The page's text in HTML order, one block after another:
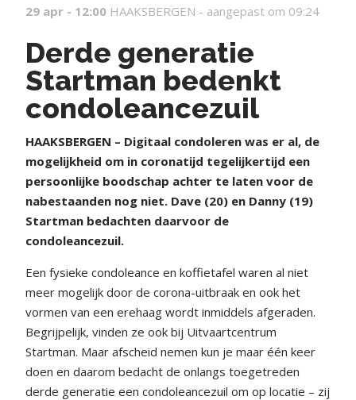
29 apr - 12:00 HAAKSBERGEN - aangepast om 09:24
Derde generatie
Startman bedenkt
condoleancezuil
HAAKSBERGEN – Digitaal condoleren was er al, de
mogelijkheid om in coronatijd tegelijkertijd een
persoonlijke boodschap achter te laten voor de
nabestaanden nog niet. Dave (20) en Danny (19)
Startman bedachten daarvoor de
condoleancezuil.
Een fysieke condoleance en koffietafel waren al niet
meer mogelijk door de corona-uitbraak en ook het
vormen van een erehaag wordt inmiddels afgeraden.
Begrijpelijk, vinden ze ook bij Uitvaartcentrum
Startman. Maar afscheid nemen kun je maar één keer
doen en daarom bedacht de onlangs toegetreden
derde generatie een condoleancezuil om op locatie – zij